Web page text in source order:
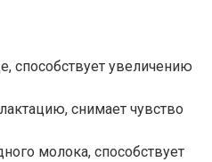
способствует увеличению
снимает чувство
молока, способствует